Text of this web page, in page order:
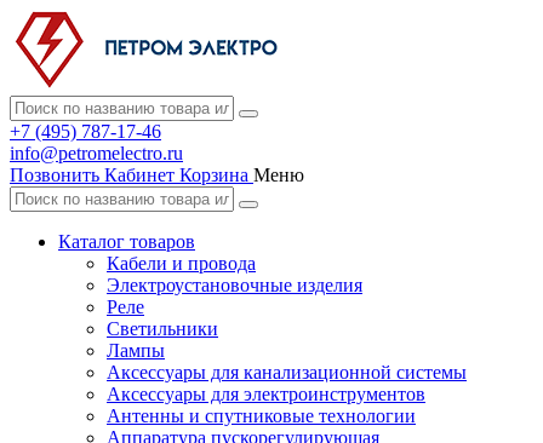
+7 (495) 787-17-46
info@petromelectro.ru
Позвонить Кабинет Корзина Меню
Каталог товаров
Кабели и провода
Электроустановочные изделия
Реле
Светильники
Лампы
Аксессуары для канализационной системы
Аксессуары для электроинструментов
Антенны и спутниковые технологии
Аппаратура пускорегулирующая